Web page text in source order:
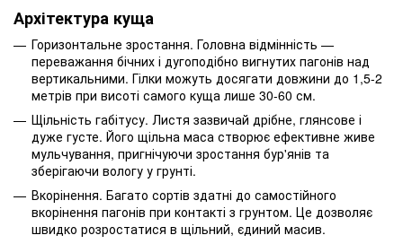
Архітектура куща
Горизонтальне зростання. Головна відмінність —
переважання бічних і дугоподібно вигнутих пагонів над
вертикальними. Гілки можуть досягати довжини до 1,5-2
метрів при висоті самого куща лише 30-60 см.
Щільність габітусу. Листя зазвичай дрібне, глянсове і
дуже густе. Його щільна маса створює ефективне живе
мульчування, пригнічуючи зростання бур'янів та
зберігаючи вологу у грунті.
Вкорінення. Багато сортів здатні до самостійного
вкорінення пагонів при контакті з грунтом. Це дозволяє
швидко розростатися в щільний, єдиний масив.